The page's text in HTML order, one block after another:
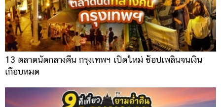
13 ตลาดนัดกลางคืน กรุงเทพฯ เปิดใหม่ ช้อปเพลินจนเงิน
เกือบหมด